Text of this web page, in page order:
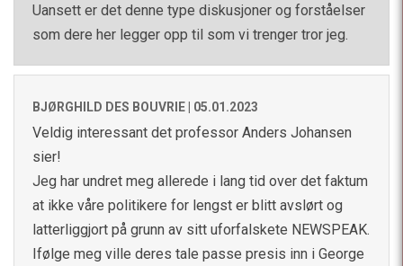
Uansett er det denne type diskusjoner og forståelser
som dere her legger opp til som vi trenger tror jeg.
BJØRGHILD DES BOUVRIE | 05.01.2023
Veldig interessant det professor Anders Johansen
sier!
Jeg har undret meg allerede i lang tid over det faktum
at ikke våre politikere for lengst er blitt avslørt og
latterliggjort på grunn av sitt uforfalskete NEWSPEAK.
Ifølge meg ville deres tale passe presis inn i George